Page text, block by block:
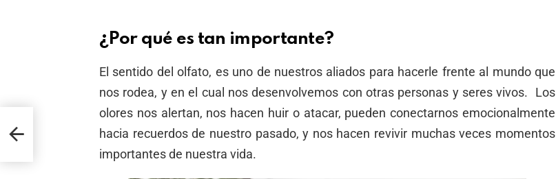
¿Por qué es tan importante?
El sentido del olfato, es uno de nuestros aliados para hacerle frente al mundo que
nos rodea, y en el cual nos desenvolvemos con otras personas y seres vivos. Los
olores nos alertan, nos hacen huir o atacar, pueden conectarnos emocionalmente
hacia recuerdos de nuestro pasado, y nos hacen revivir muchas veces momentos
importantes de nuestra vida.